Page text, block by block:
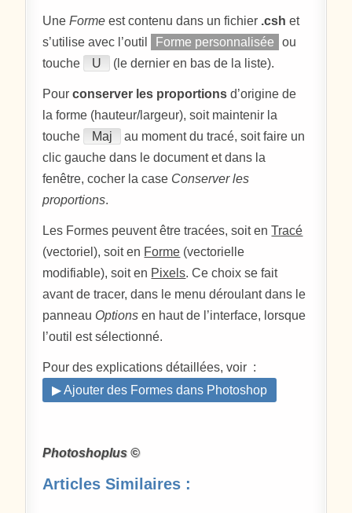
UneForme est contenu dans un fichier .csh et
s’utilise avec l’outil
Forme personnalisée
ou
touche
U (le dernier en bas de la liste).
Pourconserver les proportions d’origine de
la forme (hauteur/largeur), soit maintenir la
touche
Maj
au moment du tracé, soit faire un
clic gauche dans le document et dans la
fenêtre, cocher la case Conserver les
proportions.
Les Formes peuvent être tracées, soit enTracé
(vectoriel), soit en Forme (vectorielle
modifiable), soit en Pixels. Ce choix se fait
avant de tracer, dans le menu déroulant dans le
panneau Options en haut de l’interface, lorsque
l’outil est sélectionné.
Pour des explications détaillées, voir :
▶ Ajouter des Formes dans Photoshop
Photoshoplus ©
Articles Similaires :